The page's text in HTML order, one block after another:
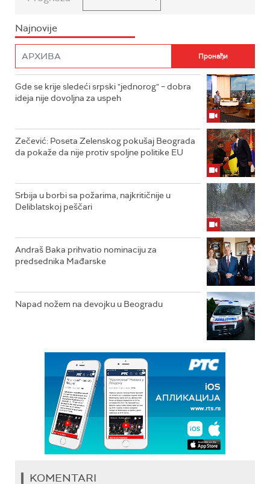
Najnovije
Gde se krije sledeći srpski "jednorog" – dobra
ideja nije dovoljna za uspeh
Zečević: Poseta Zelenskog pokušaj Beograda
da pokaže da nije protiv spoljne politike EU
Srbija u borbi sa požarima, najkritičnije u
Deliblatskoj peščari
Andraš Baka prihvatio nominaciju za
predsednika Mađarske
Napad nožem na devojku u Beogradu
KOMENTARI